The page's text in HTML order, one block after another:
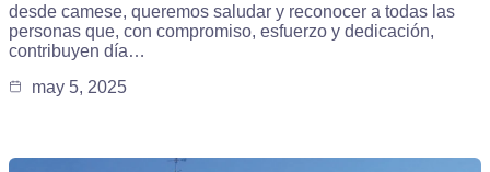
desde camese, queremos saludar y reconocer a todas las
personas que, con compromiso, esfuerzo y dedicación,
contribuyen día…
may 5, 2025